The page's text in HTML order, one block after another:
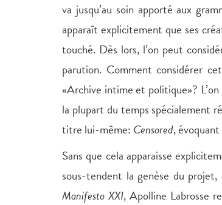
va jusqu’au soin apporté aux
apparaît explicitement que ses
touché. Dès lors, l’on peut
parution. Comment considérer
«Archive intime et politique»?
la plupart du temps spécialement
titre lui-même: Censored,
Sans que cela apparaisse
sous-tendent la genèse du
Manifesto XXI, Apolline Labrosse